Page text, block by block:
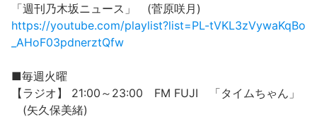
「週刊乃木坂ニュース」 (菅原咲月)
https://youtube.com/playlist?list=PL-tVKL3zVywaKqBo
_AHoF03pdnerztQfw
■毎週火曜
【ラジオ】 21:00～23:00 FM FUJI 「タイムちゃん」
(矢久保美緒)